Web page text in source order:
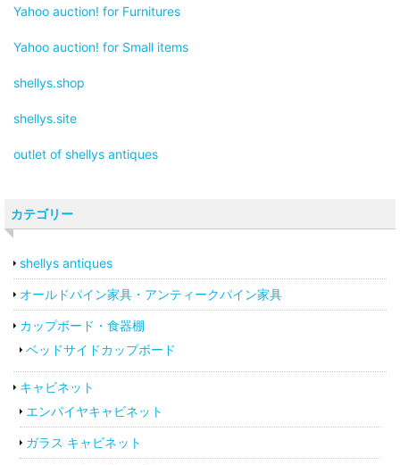
Yahoo auction! for Furnitures
Yahoo auction! for Small items
shellys.shop
shellys.site
outlet of shellys antiques
カテゴリー
shellys antiques
オールドパイン家具・アンティークパイン家具
カップボード・食器棚
ベッドサイドカップボード
キャビネット
エンパイヤキャビネット
ガラス キャビネット